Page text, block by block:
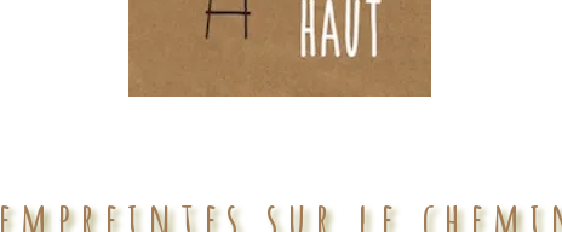
empreintes sur le